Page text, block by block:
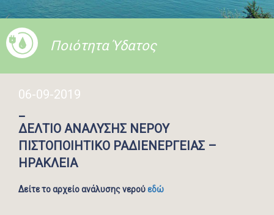
Ποιότητα Ύδατος
06-09-2019
_
ΔΕΛΤΙΟ ΑΝΑΛΥΣΗΣ ΝΕΡΟΥ
ΠΙΣΤΟΠΟΙΗΤΙΚΟ ΡΑΔΙΕΝΕΡΓΕΙΑΣ –
ΗΡΑΚΛΕΙΑ
Δείτε το αρχείο ανάλυσης νερούεδώ